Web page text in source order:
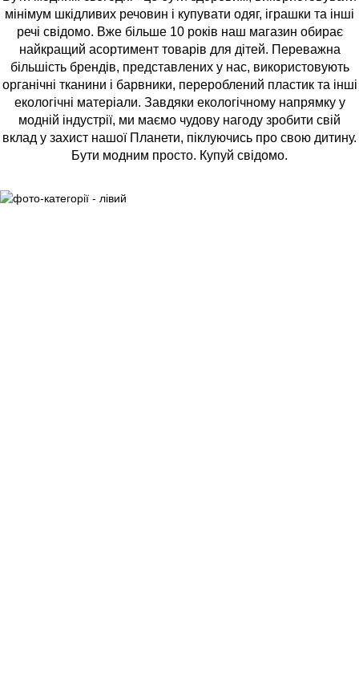
мінімум шкідливих речовин і купувати одяг, іграшки та інші
речі свідомо. Вже більше 10 років наш магазин обирає
найкращий асортимент товарів для дітей. Переважна
більшість брендів, представлених у нас, використовують
органічні тканини і барвники, перероблений пластик та інші
екологічні матеріали. Завдяки екологічному напрямку у
модній індустрії, ми маємо чудову нагоду зробити свій
вклад у захист нашої Планети, піклуючись про свою дитину.
Бути модним просто. Купуй свідомо.